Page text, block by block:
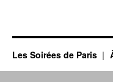
Les Soirées de Paris